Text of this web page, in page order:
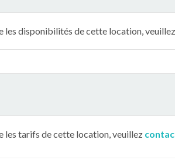
les disponibilités de cette location, veuillez
les tarifs de cette location, veuillez